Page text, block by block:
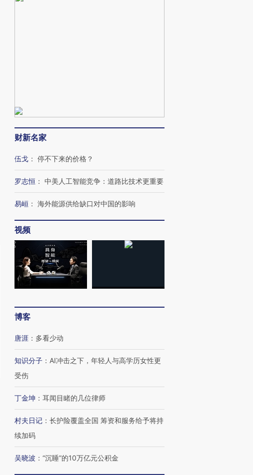
财新名家
伍戈 ： 停不下来的价格？
罗志恒 ： 中美人工智能竞争：道路比技术更重要
易峘 ： 海外能源供给缺口对中国的影响
视频
博客
唐涯 ： 多看少动
知识分子 ： AI冲击之下，年轻人与高学历女性更
受伤
丁金坤 ： 耳闻目睹的几位律师
村夫日记 ： 长护险覆盖全国 筹资和服务给予将持
续加码
吴晓波 ： “沉睡”的10万亿元公积金